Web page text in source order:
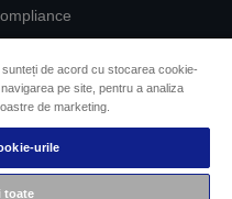
cookie
de accesibilitate
de acord cu stocarea cookie-
pe site, pentru a analiza
de marketing.
urile
toate